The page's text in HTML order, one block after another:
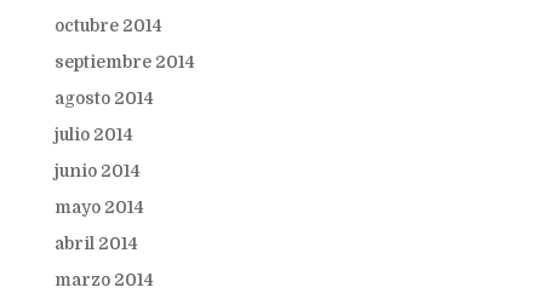
octubre 2014
septiembre 2014
agosto 2014
julio 2014
junio 2014
mayo 2014
abril 2014
marzo 2014